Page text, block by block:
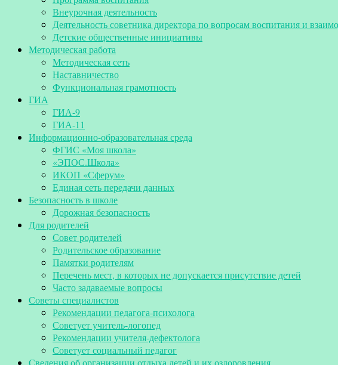
Внеурочная деятельность
Деятельность советника директора по вопросам воспитания и
Детские общественные инициативы
Методическая работа
Методическая сеть
Наставничество
Функциональная грамотность
ГИА
ГИА-9
ГИА-11
Информационно-образовательная среда
ФГИС «Моя школа»
«ЭПОС.Школа»
ИКОП «Сферум»
Единая сеть передачи данных
Безопасность в школе
Дорожная безопасность
Для родителей
Совет родителей
Родительское образование
Памятки родителям
Перечень мест, в которых не допускается присутствие детей
Часто задаваемые вопросы
Советы специалистов
Рекомендации педагога-психолога
Советует учитель-логопед
Рекомендации учителя-дефектолога
Советует социальный педагог
Сведения об организации отдыха детей и их оздоровления